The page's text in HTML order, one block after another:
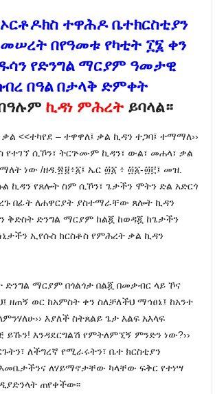
ተዋሕዶ ቤተክርስቲያን
በየዓመቱ የካቲት ፲፮ ቀን
የድንግል ማርያም ዓመታዊ
በዓል በታላቅ ድምቀት
ኪዳነ ምሕረትይባላል።
ቃል <<ተካየደ – ተዋዋለ፤ ቃል ኪዳን ተጋባ፤ ተማማለ››
የተገኘ ሲኾን፣ ትርጕሙም ኪዳን፣ ውል፣ መሐላ፣ ቃል
ነው /ዘዳ.፳፱፥፩፤ ኤር ፴፩ ፥ ፴፩-፴፫፤ መዝ.
ኪዳን የጸሎት ስም ሲኾን፣ ጌታችን ሞትን ድል አድርጎ
በፊት ለሐዋርያት ያስተማራቸው ጸሎት ኪዳን
ቅድስት ድንግል ማርያም ከልጇ ከወዳጇ ከጌታችን
ኢየሱስ ክርስቶስ የምሕረት ቃል ኪዳን
ማርያም በጎልጎታ በልጇ በመቃብር ላይ ኾና
ዘጠኝ ወር ከአምስት ቀን ስለቻለችህ ማኅፀኔ፤ ከአንተ
እያለች ስትጸልይ ጌታ እልፍ አእላፍ
እንዳደርግልሽ የምትለምኚኝ ምንድን ነው?››
ለችግረኛ የሚራሩትን፣ ቤተ ክርስቲያን
ለሃይማኖታቸው ካላቸው ፍቅር የተነሣ
ጠየቀችው፡፡